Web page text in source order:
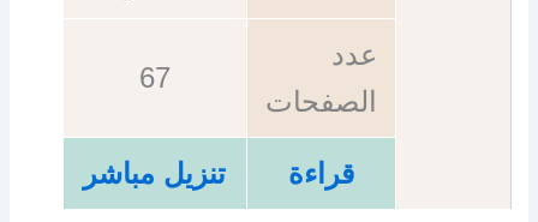
عدد
الصفحات
67
قراءة تنزيل مباشر